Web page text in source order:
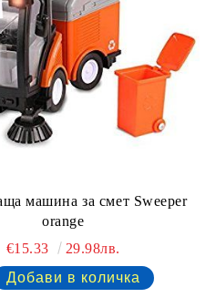
машина за смет Sweeper
orange
€15.33
29.98лв.